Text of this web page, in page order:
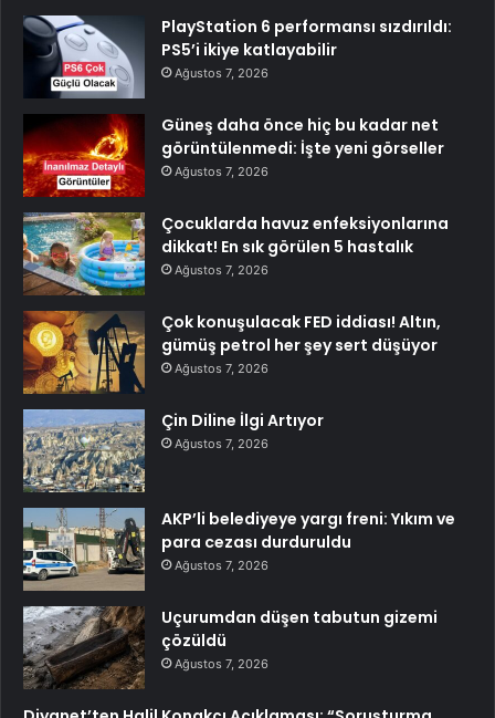
PlayStation 6 performansı sızdırıldı:
PS5’i ikiye katlayabilir
Ağustos 7, 2026
Güneş daha önce hiç bu kadar net
görüntülenmedi: İşte yeni görseller
Ağustos 7, 2026
Çocuklarda havuz enfeksiyonlarına
dikkat! En sık görülen 5 hastalık
Ağustos 7, 2026
Çok konuşulacak FED iddiası! Altın,
gümüş petrol her şey sert düşüyor
Ağustos 7, 2026
Çin Diline İlgi Artıyor
Ağustos 7, 2026
AKP’li belediyeye yargı freni: Yıkım ve
para cezası durduruldu
Ağustos 7, 2026
Uçurumdan düşen tabutun gizemi
çözüldü
Ağustos 7, 2026